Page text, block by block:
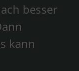
besser
kann